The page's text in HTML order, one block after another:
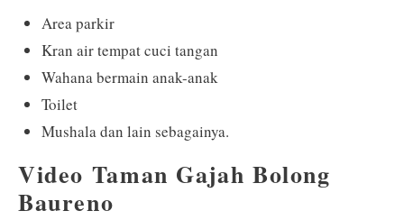
Area parkir
Kran air tempat cuci tangan
Wahana bermain anak-anak
Toilet
Mushala dan lain sebagainya.
Video Taman Gajah Bolong
Baureno